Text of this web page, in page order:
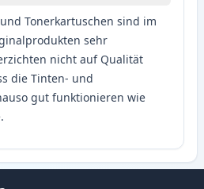
Tonerkartuschen sind im
sehr
nicht auf Qualität
die Tinten- und
gut funktionieren wie